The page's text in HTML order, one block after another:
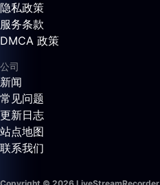
隐私政策
服务条款
DMCA 政策
公司
新闻
常见问题
更新日志
站点地图
联系我们